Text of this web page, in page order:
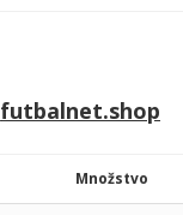
futbalnet.shop
Množstvo